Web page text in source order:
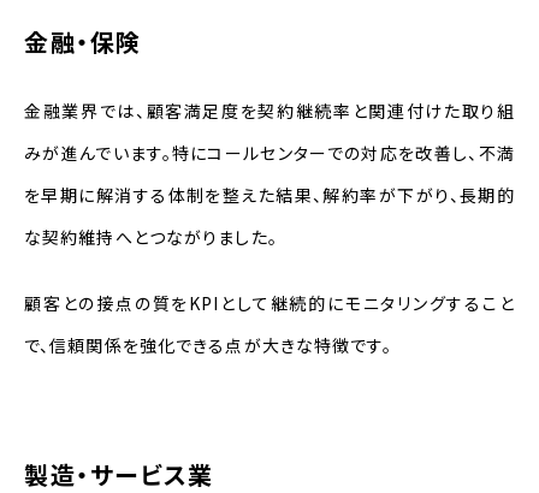
金融・保険
金融業界では、顧客満足度を契約継続率と関連付けた取り組
みが進んでいます。特にコールセンターでの対応を改善し、不満
を早期に解消する体制を整えた結果、解約率が下がり、長期的
な契約維持へとつながりました。
顧客との接点の質をKPIとして継続的にモニタリングすること
で、信頼関係を強化できる点が大きな特徴です。
製造・サービス業